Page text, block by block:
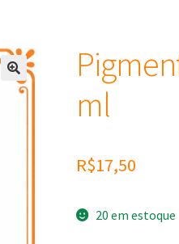
ml
R$17,50
20 em estoque